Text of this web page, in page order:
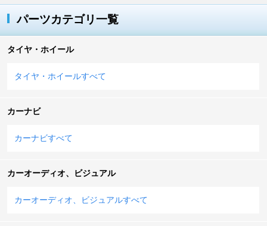
パーツカテゴリ一覧
タイヤ・ホイール
タイヤ・ホイールすべて
カーナビ
カーナビすべて
カーオーディオ、ビジュアル
カーオーディオ、ビジュアルすべて